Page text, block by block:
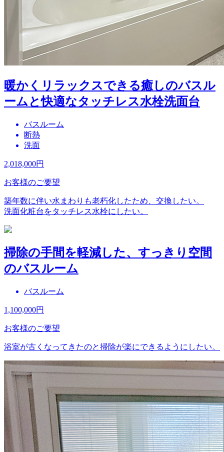
暖かくリラックスできる癒しのバスル
ームと快適なタッチレス水栓洗面台
バスルーム
断熱
洗面
2,018,000円
お客様のご要望
築年数に伴い水まわりも老朽化したため、交換したい。
洗面化粧台をタッチレス水栓にしたい。
掃除の手間を軽減した、すっきり空間
のバスルーム
バスルーム
1,100,000円
お客様のご要望
浴室が古くなってきたのと掃除が楽にできるようにしたい。